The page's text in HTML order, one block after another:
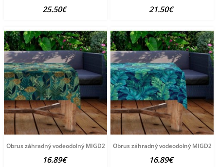
25.50€ 21.50€
Obrus záhradný vodeodolný MIGD287 140x300 cm Viacfarebná
16.89€
Obrus záhradný vodeodolný
16.89€